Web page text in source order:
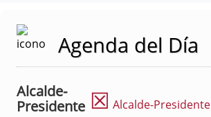
Agenda del Día
Alcalde-
Presidente ☒ Alcalde-Presidente